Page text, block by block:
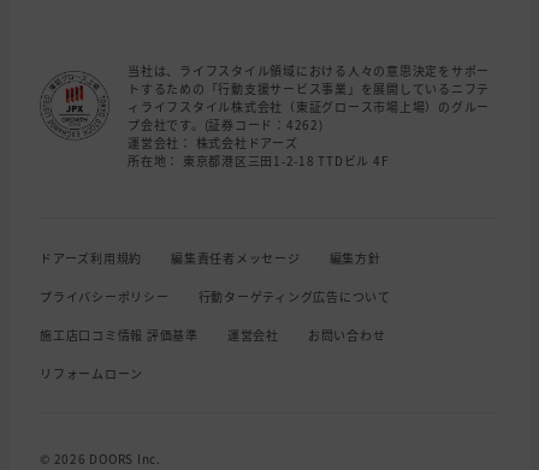
当社は、ライフスタイル領域における人々の意思決定をサポー
トするための「行動支援サービス事業」を展開しているニフテ
ィライフスタイル株式会社（東証グロース市場上場）のグルー
プ会社です。(証券コード：4262)
運営会社： 株式会社ドアーズ
所在地： 東京都港区三田1-2-18 TTDビル 4F
ドアーズ利用規約 編集責任者メッセージ 編集方針
プライバシーポリシー 行動ターゲティング広告について
施工店口コミ情報 評価基準 運営会社 お問い合わせ
リフォームローン
© 2026 DOORS Inc.